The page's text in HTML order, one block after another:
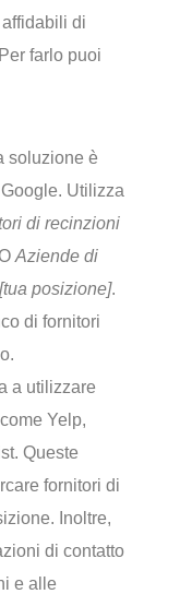
di
farlo puoi
soluzione è
Utilizza
di recinzioni
Aziende di
posizione].
di fornitori
a utilizzare
Yelp,
Queste
fornitori di
Inoltre,
di contatto
e alle